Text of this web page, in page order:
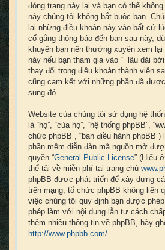
đóng trang này lại và bạn có thể không
này chúng tôi không bắt buộc bạn.
lại những điều khoản này vào bất cứ
cố gắng thông báo đến bạn sau này,
khuyên bạn nên thường xuyên xem
này nếu bạn tham gia vào “” lâu dài
thay đổi trong điều khoản thành viên
cũng cam kết với những phần đã
sung đó.
Website của chúng tôi sử dụng hệ
là “họ”, “của họ”, “hệ thống phpBB”,
chức phpBB”, “ban điều hành
phần mềm diễn đàn mã nguồn mở
quyền “General Public License” (Hiểu
thể tải về miễn phí tại trang chủ
phpBB được phát triển để xây dựng
trên mạng, tổ chức phpBB không liên
việc chúng tôi quy định bạn được
phép làm với nội dung lẫn tư cách
thêm nhiều thông tin về phpBB, hãy
http://www.phpbb.com/.